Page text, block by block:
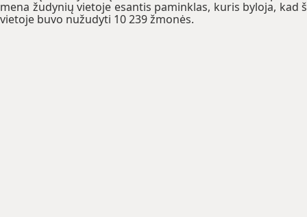
mena žudynių vietoje esantis paminklas, kuris byloja, kad
vietoje buvo nužudyti 10 239 žmonės.